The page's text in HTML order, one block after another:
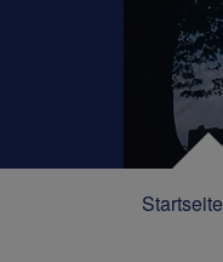
Startseite